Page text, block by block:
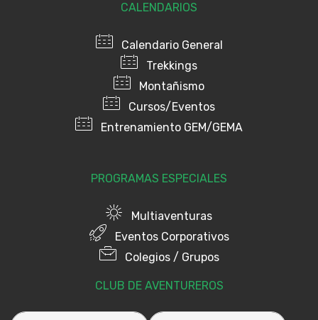
CALENDARIOS
Calendario General
Trekkings
Montañismo
Cursos/Eventos
Entrenamiento GEM/GEMA
PROGRAMAS ESPECIALES
Multiaventuras
Eventos Corporativos
Colegios / Grupos
CLUB DE AVENTUREROS